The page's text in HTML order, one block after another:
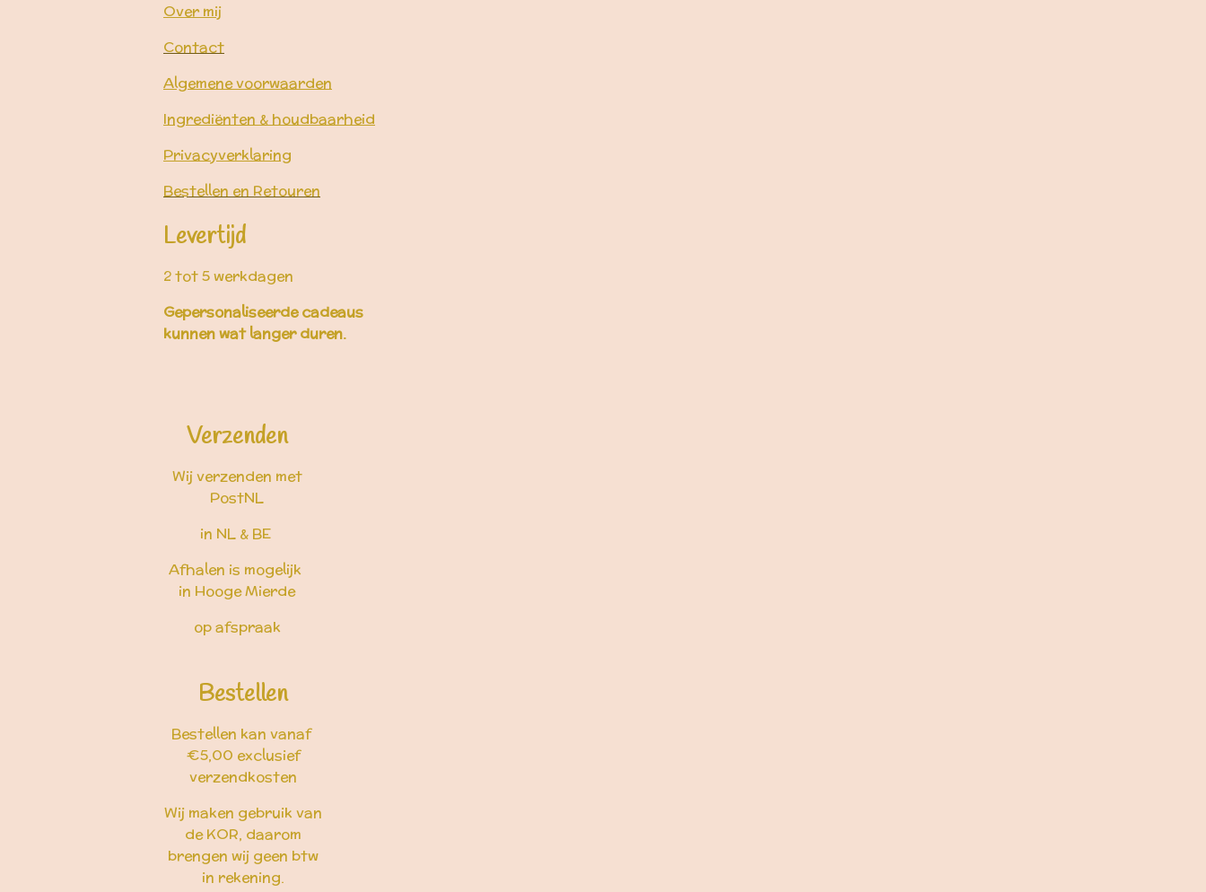
Over mij
Contact
Algemene voorwaarden
Ingrediënten & houdbaarheid
Privacyverklaring
Bestellen en Retouren
Levertijd
2 tot 5 werkdagen
Gepersonaliseerde cadeaus
kunnen wat langer duren.
Verzenden
Wij verzenden met
PostNL
in NL & BE
Afhalen is mogelijk
in Hooge Mierde
op afspraak
Bestellen
Bestellen kan vanaf
€5,00 exclusief
verzendkosten
Wij maken gebruik van
de KOR, daarom
brengen wij geen btw
in rekening.